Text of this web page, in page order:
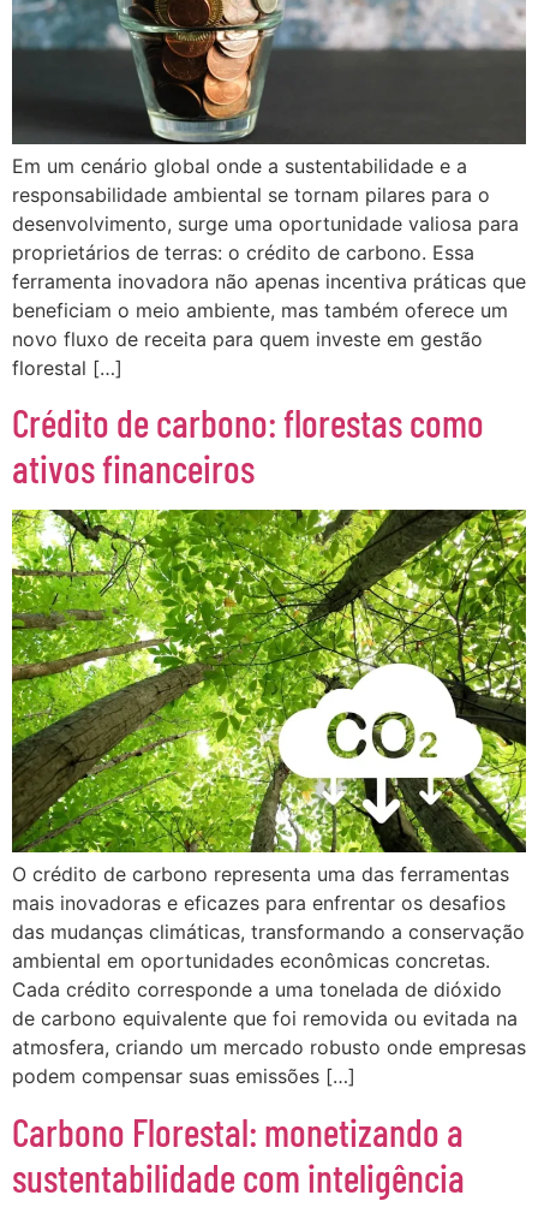
Em um cenário global onde a sustentabilidade e a
responsabilidade ambiental se tornam pilares para o
desenvolvimento, surge uma oportunidade valiosa para
proprietários de terras: o crédito de carbono. Essa
ferramenta inovadora não apenas incentiva práticas que
beneficiam o meio ambiente, mas também oferece um
novo fluxo de receita para quem investe em gestão
florestal […]
Crédito de carbono: florestas como
ativos financeiros
O crédito de carbono representa uma das ferramentas
mais inovadoras e eficazes para enfrentar os desafios
das mudanças climáticas, transformando a conservação
ambiental em oportunidades econômicas concretas.
Cada crédito corresponde a uma tonelada de dióxido
de carbono equivalente que foi removida ou evitada na
atmosfera, criando um mercado robusto onde empresas
podem compensar suas emissões […]
Carbono Florestal: monetizando a
sustentabilidade com inteligência